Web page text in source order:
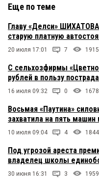
Еще по теме
Главу «Делси»
старую платную
20 июля 17:01 7 1915
C сельхозфирмы
рублей в пользу
16 июля 09:32 0 1678
Восьмая «Паутина»
захватила на пять
10 июля 09:04 4 1844
Под угрозой ареста
владелец школы
30 июня 16:31 3 1959